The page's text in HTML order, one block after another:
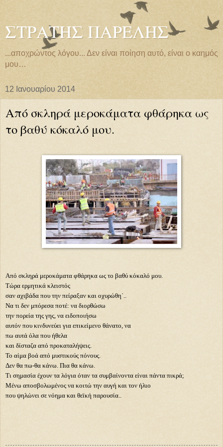
ΣΤΡΑΤΗΣ ΠΑΡΕΛΗΣ
...αποχρώντος λόγου... Δεν είναι ποίηση αυτό, είναι ο καημός
μου…
12 Ιανουαρίου 2014
Από σκληρά μεροκάματα φθάρηκα ως
το βαθύ κόκαλό μου.
Από σκληρά μεροκάματα φθάρηκα ως το βαθύ κόκαλό μου.
Τώρα ερμητικά κλειστός
σαν αχιβάδα που την πείραξαν και οχυρώθη᾿
Να τι δεν μπόρεσα ποτέ: να διορθώσω
την πορεία της γης, να ειδοποιήσω
αυτόν που κινδυνεύει για επικείμενο θάνατο, να
πω αυτά όλα που ήθελα
και δίσταζα από προκαταλήψεις.
Το αίμα βοά από μυστικούς πόνους.
Δεν θα πω-θα κάνω. Πια θα κάνω.
Τι σημασία έχουν τα λόγια όταν τα συμβαίνοντα είναι πάντα πικρά;
Μένω αποσβολωμένος να κοιτώ την αυγή και τον ήλιο
που ψηλώνει σε νόημα και θεϊκή παρουσία..